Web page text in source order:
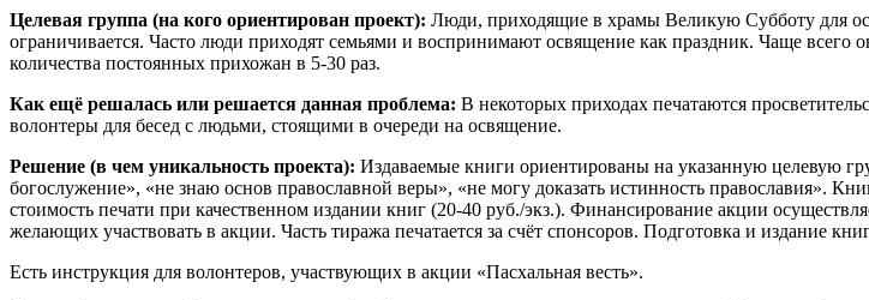
Целевая группа (на кого ориентирован проект): Люди, приходящие в храмы Великую Субботу для
ограничивается. Часто люди приходят семьями и воспринимают освящение как праздник. Чаще
количества постоянных прихожан в 5-30 раз.
Как ещё решалась или решается данная проблема: В некоторых приходах печатаются
волонтеры для бесед с людьми, стоящими в очереди на освящение.
Решение (в чем уникальность проекта): Издаваемые книги ориентированы на указанную целевую
богослужение», «не знаю основ православной веры», «не могу доказать истинность православия».
стоимость печати при качественном издании книг (20-40 руб./экз.). Финансирование акции
желающих участвовать в акции. Часть тиража печатается за счёт спонсоров. Подготовка и издание
Есть инструкция для волонтеров, участвующих в акции «Пасхальная весть».